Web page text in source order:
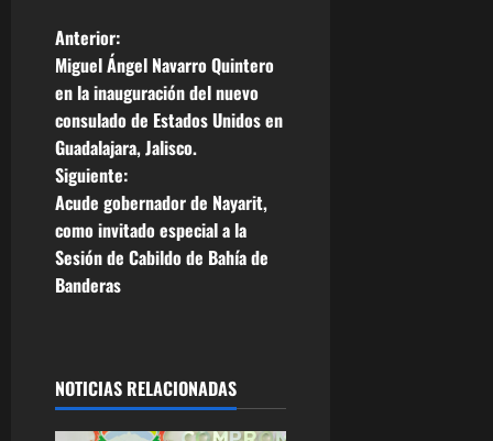
N
a
v
e
g
a
i
ó
Anterior:
Miguel Ángel Navarro Quintero
en la inauguración del nuevo
consulado de Estados Unidos en
Guadalajara, Jalisco.
Siguiente:
Acude gobernador de Nayarit,
como invitado especial a la
Sesión de Cabildo de Bahía de
Banderas
NOTICIAS RELACIONADAS